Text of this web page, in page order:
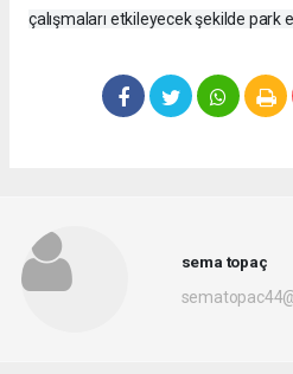
çalışmaları etkileyecek şekilde park
sema topaç